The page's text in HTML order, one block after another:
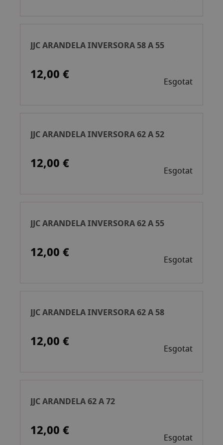
JJC ARANDELA INVERSORA 58 A 55
12,00 € Esgotat
JJC ARANDELA INVERSORA 62 A 52
12,00 € Esgotat
JJC ARANDELA INVERSORA 62 A 55
12,00 € Esgotat
JJC ARANDELA INVERSORA 62 A 58
12,00 € Esgotat
JJC ARANDELA 62 A 72
12,00 € Esgotat